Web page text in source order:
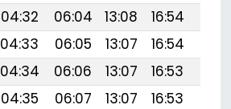
04:32 06:04 13:08 16:54
04:33 06:05 13:07 16:54
04:34 06:06 13:07 16:53
04:35 06:07 13:07 16:53